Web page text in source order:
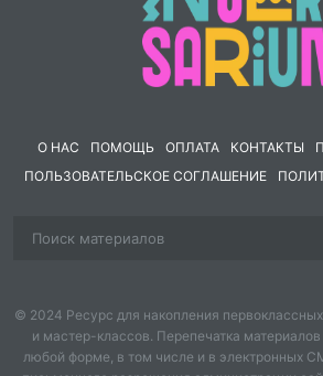
друге или поиграть в "правда/
О НАС ПОМОЩЬ ОПЛАТА КОНТАКТЫ
ПОЛЬЗОВАТЕЛЬСКОЕ СОГЛАШЕНИЕ
© 2024 Ресурс для накопления
и мастер-классов. Перепечатка
любой форме, в том числе и в электронных